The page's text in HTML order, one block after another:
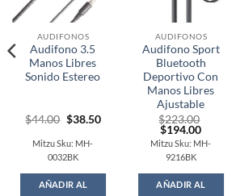
AUDIFONOS
Audifono 3.5
Manos Libres
Sonido Estereo
$44.00 Original
price
was:
$44.00.
$38.50Current
Mitzu Sku: MH-
0032BK
AÑADIR AL
AUDIFONOS
Audifono Sport
Bluetooth
Deportivo Con
Manos Libres
Ajustable
$223.00
Original
price
was:
$223.00.
$194.00Current
price
is:
Mitzu Sku: MH-
9216BK
AÑADIR AL